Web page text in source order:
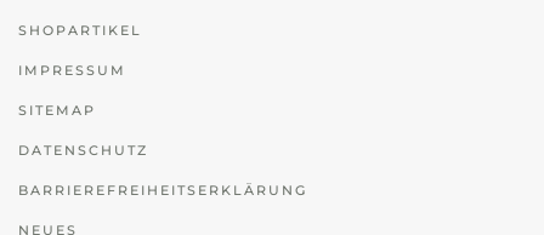
SHOPARTIKEL
IMPRESSUM
SITEMAP
DATENSCHUTZ
BARRIEREFREIHEITSERKLÄRUNG
NEUES